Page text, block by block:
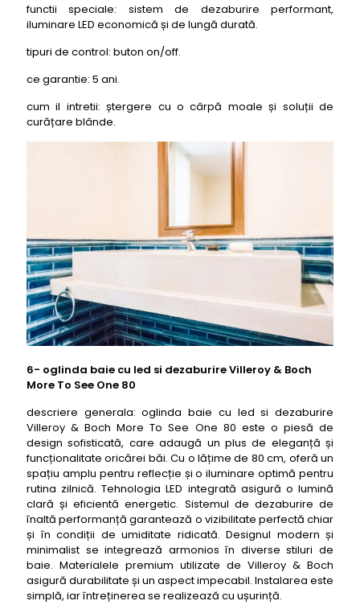
functii speciale: sistem de dezaburire performant,
iluminare LED economică și de lungă durată.
tipuri de control: buton on/off.
ce garantie: 5 ani.
cum il intretii: ștergere cu o cârpă moale și soluții de
curățare blânde.
6- oglinda baie cu led si dezaburire Villeroy & Boch
More To See One 80
descriere generala: oglinda baie cu led si dezaburire
Villeroy & Boch More To See One 80 este o piesă de
design sofisticată, care adaugă un plus de eleganță și
funcționalitate oricărei băi. Cu o lățime de 80 cm, oferă un
spațiu amplu pentru reflecție și o iluminare optimă pentru
rutina zilnică. Tehnologia LED integrată asigură o lumină
clară și eficientă energetic. Sistemul de dezaburire de
înaltă performanță garantează o vizibilitate perfectă chiar
și în condiții de umiditate ridicată. Designul modern și
minimalist se integrează armonios în diverse stiluri de
baie. Materialele premium utilizate de Villeroy & Boch
asigură durabilitate și un aspect impecabil. Instalarea este
simplă, iar întreținerea se realizează cu ușurință.